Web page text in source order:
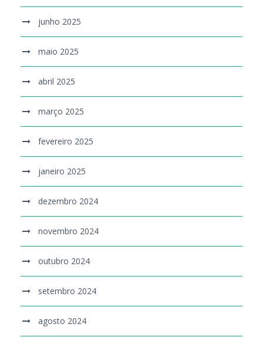
junho 2025
maio 2025
abril 2025
março 2025
fevereiro 2025
janeiro 2025
dezembro 2024
novembro 2024
outubro 2024
setembro 2024
agosto 2024